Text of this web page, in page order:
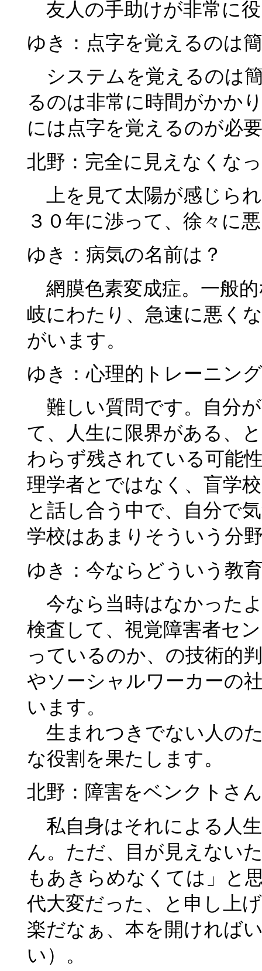
友人の手助けが非常に
ゆき：点字を覚えるのは
システムを覚えるのは
るのは非常に時間がかか
には点字を覚えるのが必
北野：完全に見えなくな
上を見て太陽が感じら
３０年に渉って、徐々に
ゆき：病気の名前は？
網膜色素変成症。一般
岐にわたり、急速に悪く
がいます。
ゆき：心理的トレーニン
難しい質問です。自分
て、人生に限界がある、
わらず残されている可能
理学者とではなく、盲学
と話し合う中で、自分で
学校はあまりそういう分
ゆき：今ならどういう教
今なら当時はなかった
検査して、視覚障害者セ
っているのか、の技術的
やソーシャルワーカーの
います。
生まれつきでない人の
な役割を果たします。
北野：障害をベンクトさ
私自身はそれによる人
ん。ただ、目が見えない
もあきらめなくては」と
代大変だった、と申し上
楽だなぁ、本を開ければ
い）。